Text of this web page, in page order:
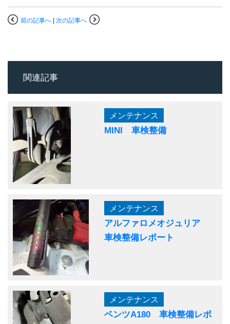
前の記事へ 次の記事へ
関連記事
メンテナンス
MINI 車検整備
メンテナンス
アルファロメオジュリア
車検整備レポート
メンテナンス
ベンツA180 車検整備レポ